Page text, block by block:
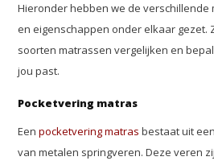
Hieronder hebben we de verschillende
en eigenschappen onder elkaar gezet.
soorten matrassen vergelijken en
jou past.
Pocketvering matras
Eenpocketvering matras bestaat uit
van metalen springveren. Deze veren